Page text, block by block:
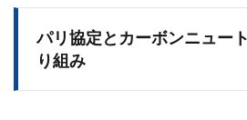
パリ協定とカーボンニュー
り組み